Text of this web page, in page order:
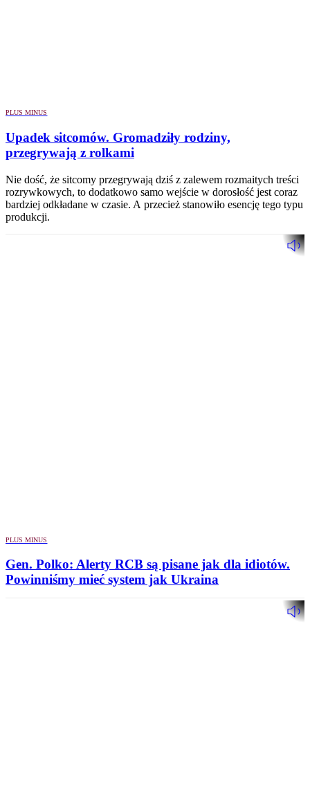
PLUS MINUS
Upadek sitcomów. Gromadziły rodziny,
przegrywają z rolkami
Nie dość, że sitcomy przegrywają dziś z zalewem rozmaitych treści
rozrywkowych, to dodatkowo samo wejście w dorosłość jest coraz
bardziej odkładane w czasie. A przecież stanowiło esencję tego typu
produkcji.
PLUS MINUS
Gen. Polko: Alerty RCB są pisane jak dla idiotów.
Powinniśmy mieć system jak Ukraina